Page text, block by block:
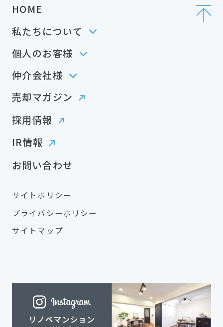
HOME
私たちについて
個人のお客様
仲介会社様
売却マガジン
採用情報
IR情報
お問い合わせ
サイトポリシー
プライバシーポリシー
サイトマップ